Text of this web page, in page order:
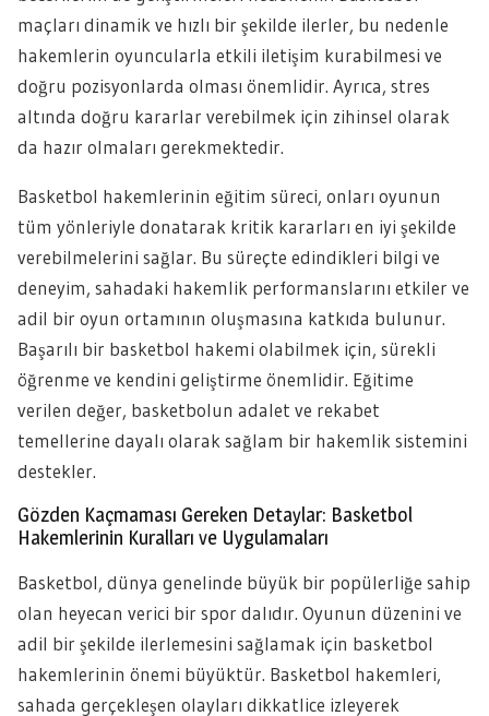
maçları dinamik ve hızlı bir şekilde ilerler, bu nedenle
hakemlerin oyuncularla etkili iletişim kurabilmesi ve
doğru pozisyonlarda olması önemlidir. Ayrıca, stres
altında doğru kararlar verebilmek için zihinsel olarak
da hazır olmaları gerekmektedir.
Basketbol hakemlerinin eğitim süreci, onları oyunun
tüm yönleriyle donatarak kritik kararları en iyi şekilde
verebilmelerini sağlar. Bu süreçte edindikleri bilgi ve
deneyim, sahadaki hakemlik performanslarını etkiler ve
adil bir oyun ortamının oluşmasına katkıda bulunur.
Başarılı bir basketbol hakemi olabilmek için, sürekli
öğrenme ve kendini geliştirme önemlidir. Eğitime
verilen değer, basketbolun adalet ve rekabet
temellerine dayalı olarak sağlam bir hakemlik sistemini
destekler.
Gözden Kaçmaması Gereken Detaylar: Basketbol
Hakemlerinin Kuralları ve Uygulamaları
Basketbol, dünya genelinde büyük bir popülerliğe sahip
olan heyecan verici bir spor dalıdır. Oyunun düzenini ve
adil bir şekilde ilerlemesini sağlamak için basketbol
hakemlerinin önemi büyüktür. Basketbol hakemleri,
sahada gerçekleşen olayları dikkatlice izleyerek